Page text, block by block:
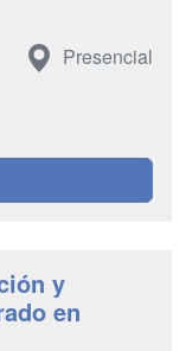
Presencial
y
en